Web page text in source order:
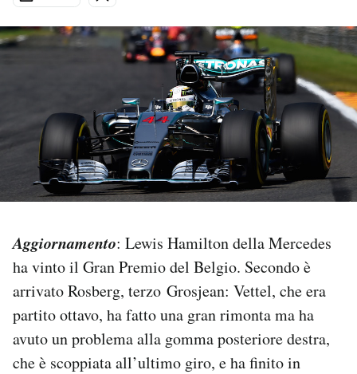
Economia
Sport
Mondiali calcio 2026
NEWSLETTER
SHOP
CALENDARIO
AREA PERSONALE
Aggiornamento: Lewis Hamilton della Mercedes
ha vinto il Gran Premio del Belgio. Secondo è
arrivato Rosberg, terzo Grosjean: Vettel, che era
partito ottavo, ha fatto una gran rimonta ma ha
avuto un problema alla gomma posteriore destra,
che è scoppiata all’ultimo giro, e ha finito in